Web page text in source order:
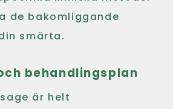
de bakomliggande
smärta.
behandlingsplan
är helt